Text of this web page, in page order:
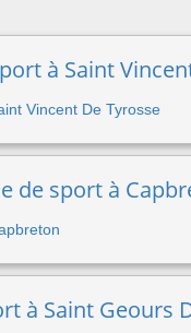
à Saint
Vincent De Tyrosse
de sport à
à Saint Geours